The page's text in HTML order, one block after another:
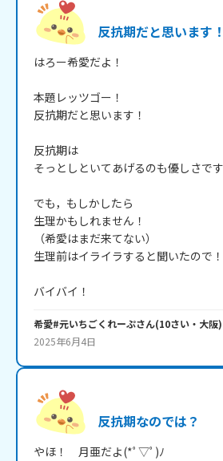
反抗期だと思います！
はろー希愛だよ！
本題レッツゴー！
反抗期だと思います！
反抗期は
そっとしといてあげるのも優しさです
でも，もしかしたら
生理かもしれません！
（希愛はまだ来てない）
生理前はイライラすると聞いたので！
バイバイ！
希愛#元いちごくれーぷさん(10さい・ 大阪)
2025年6月4日
反抗期なのでは？
やほ！　月亜だよ(*ﾟ▽ﾟ)ﾉ